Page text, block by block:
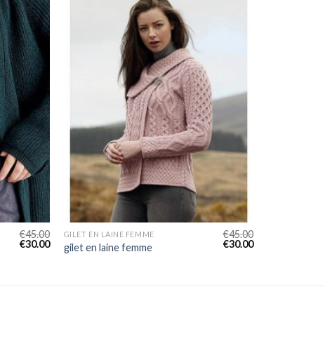
€45.00
€30.00
GILET EN LAINE FEMME
gilet en laine femme
€45.00
€30.00